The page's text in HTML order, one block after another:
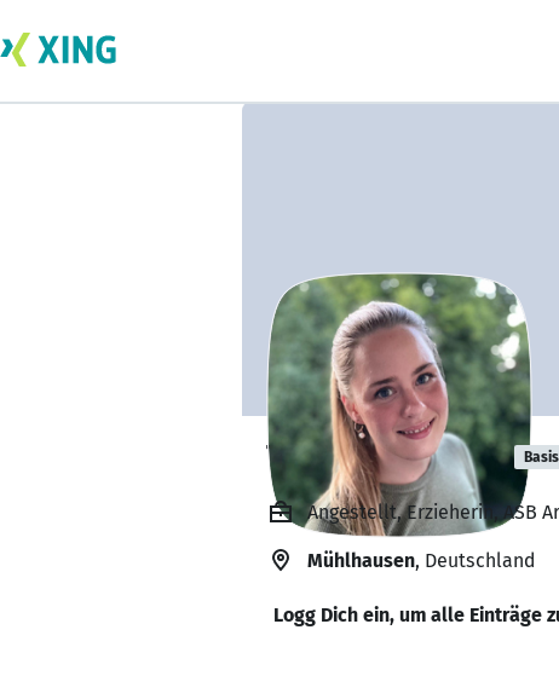
Teresa Raschke Basis
Angestellt, Erzieherin, ASB
Mühlhausen, Deutschland
Logg Dich ein, um alle Einträge